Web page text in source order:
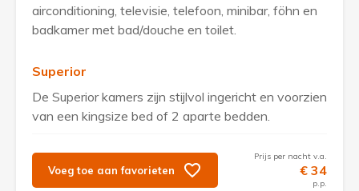
airconditioning, televisie, telefoon, minibar, föhn en
badkamer met bad/douche en toilet.
Superior
De Superior kamers zijn stijlvol ingericht en voorzien
van een kingsize bed of 2 aparte bedden.
Voeg toe aan favorieten
Prijs per nacht v.a.
€ 34
p.p.